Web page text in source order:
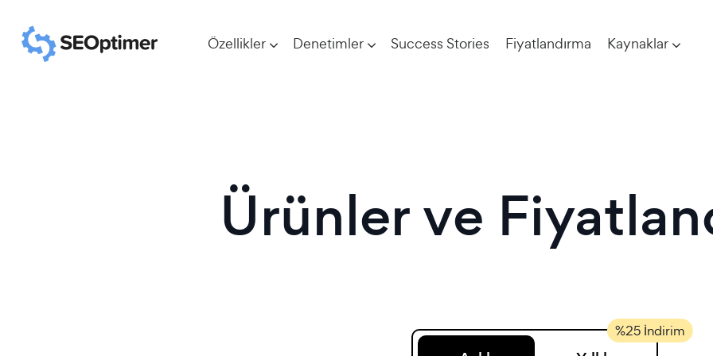
Özellikler Denetimler Success Stories Fiyatlandırma Kaynaklar
Ürünler ve